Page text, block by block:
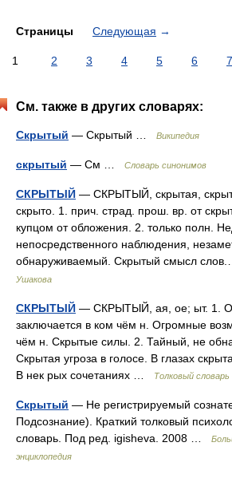
Страницы Следующая →
1 2 3 4 5 6 7
См. также в других словарях:
Скрытый — Скрытый … Википедия
скрытый — См … Словарь синонимов
СКРЫТЫЙ — СКРЫТЫЙ, скрытая,
скрыто. 1. прич. страд. прош. вр. от
купцом от обложения. 2. только полн.
непосредственного наблюдения,
обнаруживаемый. Скрытый смысл
Ушакова
СКРЫТЫЙ — СКРЫТЫЙ, ая, ое; ыт. 1. О
заключается в ком чём н. Огромные
чём н. Скрытые силы. 2. Тайный, не
Скрытая угроза в голосе. В глазах
В нек рых сочетаниях …
Толковый
Скрытый — Не регистрируемый
Подсознание). Краткий толковый
словарь. Под ред. igisheva. 2008 …
энциклопедия